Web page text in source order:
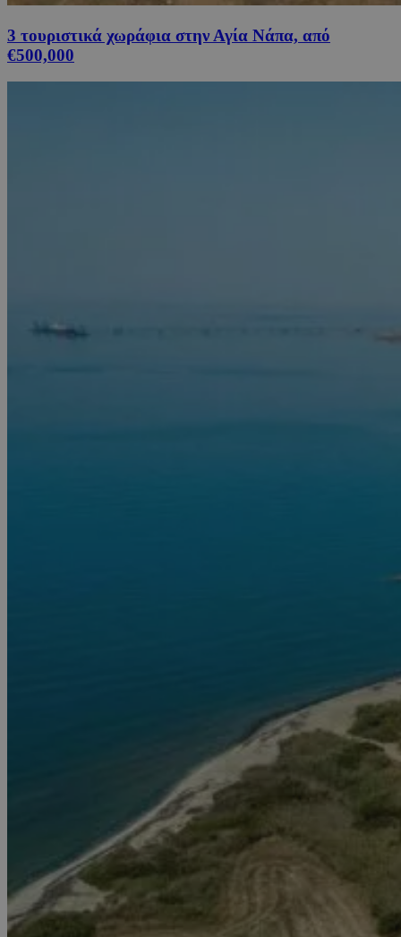
3 τουριστικά χωράφια στην Αγία Νάπα, από
€500,000